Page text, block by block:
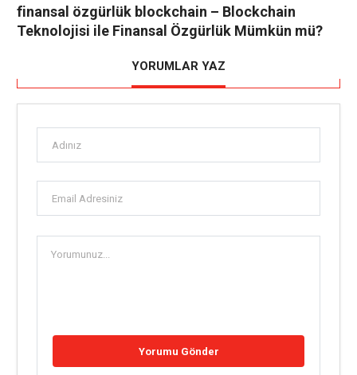
finansal özgürlük blockchain – Blockchain
Teknolojisi ile Finansal Özgürlük Mümkün mü?
YORUMLAR YAZ